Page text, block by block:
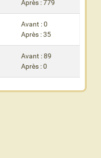
Après : 779
Avant : 0
Après : 35
Avant : 89
Après : 0